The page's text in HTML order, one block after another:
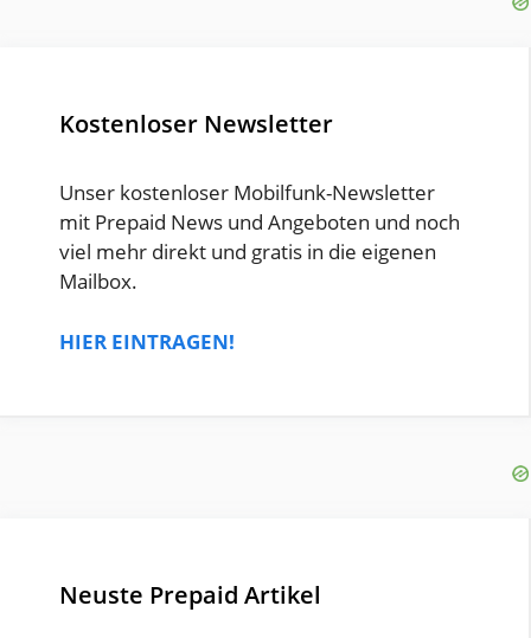
Kostenloser Newsletter
Unser kostenloser Mobilfunk-Newsletter
mit Prepaid News und Angeboten und noch
viel mehr direkt und gratis in die eigenen
Mailbox.
HIER EINTRAGEN!
Neuste Prepaid Artikel